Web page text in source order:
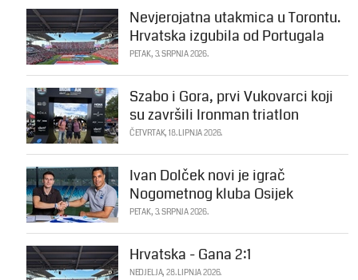
Nevjerojatna utakmica u Torontu.
Hrvatska izgubila od Portugala
PETAK, 3. SRPNJA 2026.
Szabo i Gora, prvi Vukovarci koji
su završili Ironman triatlon
ČETVRTAK, 18. LIPNJA 2026.
Ivan Dolček novi je igrač
Nogometnog kluba Osijek
PETAK, 3. SRPNJA 2026.
Hrvatska - Gana 2:1
NEDJELJA, 28. LIPNJA 2026.